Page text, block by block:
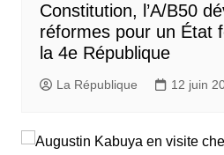
Constitution, l’A/B50
réformes pour un État
la 4e République
La République 12 juin